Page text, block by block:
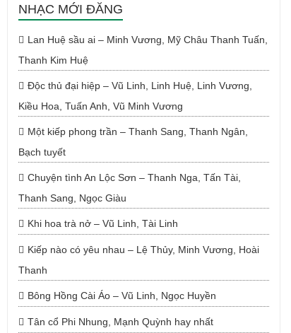
NHẠC MỚI ĐĂNG
Lan Huệ sầu ai – Minh Vương, Mỹ Châu Thanh Tuấn,
Thanh Kim Huệ
Độc thủ đại hiệp – Vũ Linh, Linh Huệ, Linh Vương,
Kiều Hoa, Tuấn Anh, Vũ Minh Vương
Một kiếp phong trần – Thanh Sang, Thanh Ngân,
Bạch tuyết
Chuyện tình An Lộc Sơn – Thanh Nga, Tấn Tài,
Thanh Sang, Ngọc Giàu
Khi hoa trà nở – Vũ Linh, Tài Linh
Kiếp nào có yêu nhau – Lệ Thủy, Minh Vương, Hoài
Thanh
Bông Hồng Cài Áo – Vũ Linh, Ngọc Huyền
Tân cổ Phi Nhung, Mạnh Quỳnh hay nhất